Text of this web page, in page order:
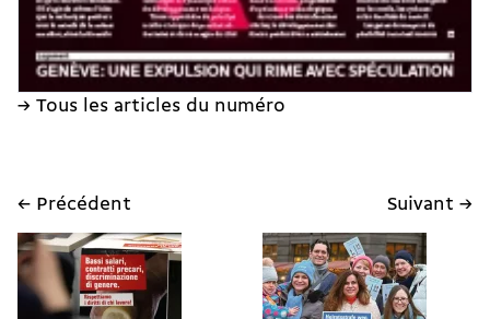
→ Tous les articles du numéro
← Précédent Suivant →